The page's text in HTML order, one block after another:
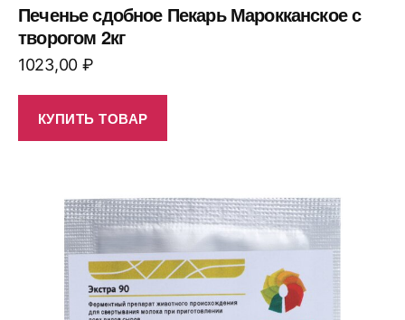
Печенье сдобное Пекарь Марокканское с
творогом 2кг
1023,00 ₽
КУПИТЬ ТОВАР